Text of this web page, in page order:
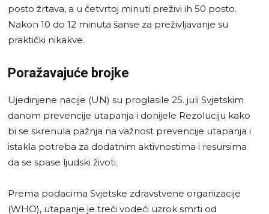
posto žrtava, a u četvrtoj minuti preživi ih 50 posto.
Nakon 10 do 12 minuta šanse za preživljavanje su
praktički nikakve.
Poražavajuće brojke
Ujedinjene nacije (UN) su proglasile 25. juli Svjetskim
danom prevencije utapanja i donijele Rezoluciju kako
bi se skrenula pažnja na važnost prevencije utapanja i
istakla potreba za dodatnim aktivnostima i resursima
da se spase ljudski životi.
Prema podacima Svjetske zdravstvene organizacije
(WHO), utapanje je treći vodeći uzrok smrti od